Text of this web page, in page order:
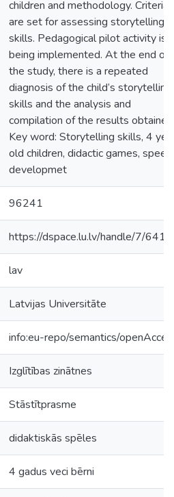
children and methodology. Criteria
are set for assessing storytelling
skills. Pedagogical pilot activity is
being implemented. At the end of
the study, there is a repeated
diagnosis of the child’s storytelling
skills and the analysis and
compilation of the results
Key word: Storytelling skills, 4
old children, didactic games,
developmet
96241
https://dspace.lu.lv/handle/7/
lav
Latvijas Universitāte
info:eu-repo/semantics/
Izglītības zinātnes
Stāstītprasme
didaktiskās spēles
4 gadus veci bērni